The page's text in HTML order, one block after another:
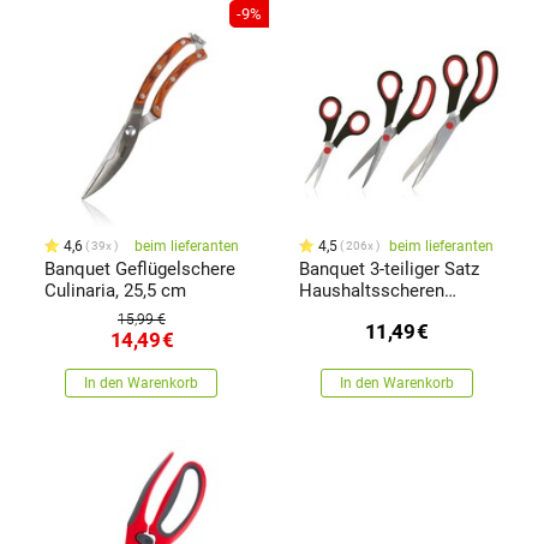
-9%
4,6 39x beim lieferanten
Banquet Geflügelschere
Culinaria, 25,5 cm
15,99 €
14,49€
In den Warenkorb
4,5 206x beim lieferanten
Banquet 3-teiliger Satz
Haushaltsscheren
11,49€
In den Warenkorb